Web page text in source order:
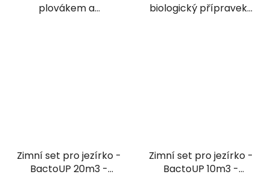
plovákem a...
biologický přípravek...
Zimní set pro jezírko -
BactoUP 20m3 -
Zimní set pro jezírko -
BactoUP 10m3 -